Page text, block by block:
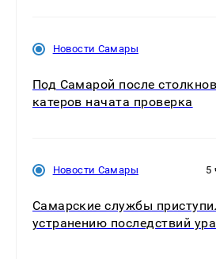
Новости Самары
Под Самарой после
катеров начата проверка
Новости Самары 5
Самарские службы
устранению последствий